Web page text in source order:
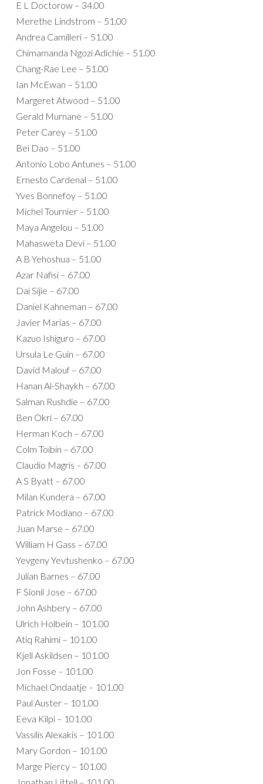
E L Doctorow – 34.00
Merethe Lindstrom – 51.00
Andrea Camilleri – 51.00
Chimamanda Ngozi Adichie – 51.00
Chang-Rae Lee – 51.00
Ian McEwan – 51.00
Margeret Atwood – 51.00
Gerald Murnane – 51.00
Peter Carey – 51.00
Bei Dao – 51.00
Antonio Lobo Antunes – 51.00
Ernesto Cardenal – 51.00
Yves Bonnefoy – 51.00
Michel Tournier – 51.00
Maya Angelou – 51.00
Mahasweta Devi – 51.00
A B Yehoshua – 51.00
Azar Nafisi – 67.00
Dai Sijie – 67.00
Daniel Kahneman – 67.00
Javier Marias – 67.00
Kazuo Ishiguro – 67.00
Ursula Le Guin – 67.00
David Malouf – 67.00
Hanan Al-Shaykh – 67.00
Salman Rushdie – 67.00
Ben Okri – 67.00
Herman Koch – 67.00
Colm Toibin – 67.00
Claudio Magris – 67.00
A S Byatt – 67.00
Milan Kundera – 67.00
Patrick Modiano – 67.00
Juan Marse – 67.00
William H Gass – 67.00
Yevgeny Yevtushenko – 67.00
Julian Barnes – 67.00
F Sionil Jose – 67.00
John Ashbery – 67.00
Ulrich Holbein – 101.00
Atiq Rahimi – 101.00
Kjell Askildsen – 101.00
Jon Fosse – 101.00
Michael Ondaatje – 101.00
Paul Auster – 101.00
Eeva Kilpi – 101.00
Vassilis Alexakis – 101.00
Mary Gordon – 101.00
Marge Piercy – 101.00